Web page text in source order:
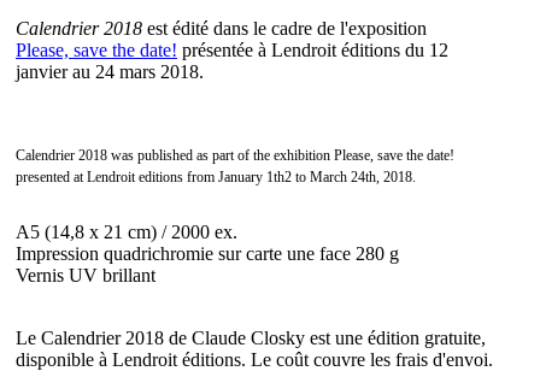
Calendrier 2018 est édité dans le cadre de l'exposition
Please, save the date! présentée à Lendroit éditions du 12
janvier au 24 mars 2018.
Calendrier 2018 was published as part of the exhibition Please, save the date!
presented at Lendroit editions from January 1th2 to March 24th, 2018.
A5 (14,8 x 21 cm) / 2000 ex.
Impression quadrichromie sur carte une face 280 g
Vernis UV brillant
Le Calendrier 2018 de Claude Closky est une édition gratuite,
disponible à Lendroit éditions. Le coût couvre les frais d'envoi.